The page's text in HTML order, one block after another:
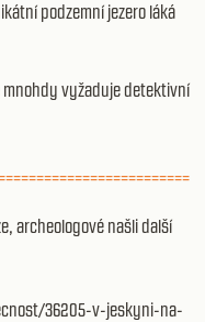
podzemní jezero láká
mnohdy vyžaduje detektivní
archeologové našli další
36205-v-jeskyni-na-